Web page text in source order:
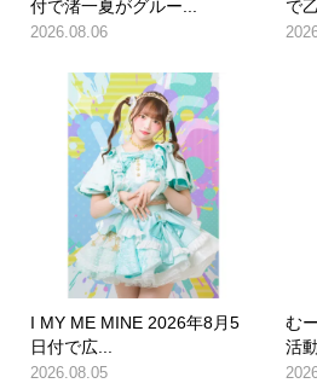
付で渚一夏がグルー...
2026.08.06
で
I MY ME MINE 2026年8月5
日付で広...
2026.08.05
む
活